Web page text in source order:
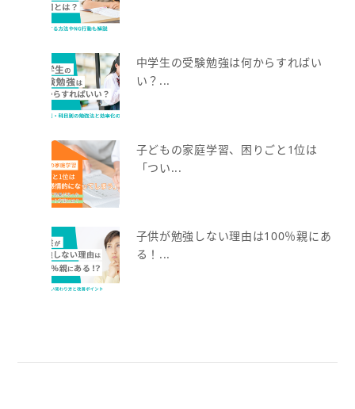
中学生の受験勉強は何からすればい
い？...
子どもの家庭学習、困りごと1位は
「つい...
子供が勉強しない理由は100％親にあ
る！...